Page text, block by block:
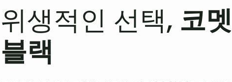
생적인 선택, 코멧
랙